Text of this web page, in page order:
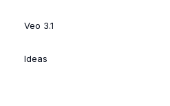
Veo 3.1
Ideas